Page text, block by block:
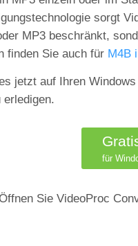
sorgt
MP3 beschränkt,
finden Sie auch für M4B
jetzt auf Ihren
erledigen.
für
Sie VideoProc